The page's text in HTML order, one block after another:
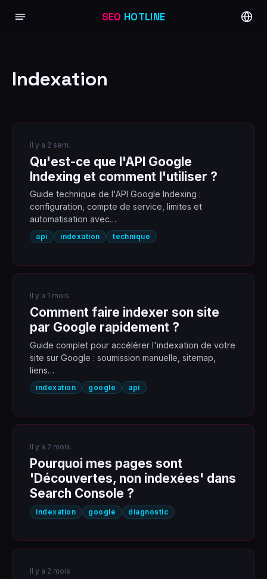
SEO HOTLINE
Indexation
Il y a 2 sem.
Qu'est-ce que l'API Google
Indexing et comment l'utiliser ?
Guide technique de l'API Google Indexing :
configuration, compte de service, limites et
automatisation avec…
api indexation technique
Il y a 1 mois
Comment faire indexer son site
par Google rapidement ?
Guide complet pour accélérer l'indexation de votre
site sur Google : soumission manuelle, sitemap,
liens…
indexation google api
Il y a 2 mois
Pourquoi mes pages sont
'Découvertes, non indexées' dans
Search Console ?
indexation google diagnostic
Il y a 2 mois